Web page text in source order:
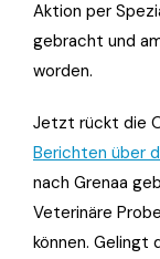
Aktion per
gebracht und
worden.
Jetzt rückt die
Berichten über
nach Grenaa
Veterinäre
können. Gelingt